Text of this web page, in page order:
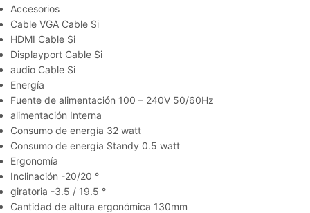
Accesorios
Cable VGA Cable Si
HDMI Cable Si
Displayport Cable Si
audio Cable Si
Energía
Fuente de alimentación 100 – 240V 50/60Hz
alimentación Interna
Consumo de energía 32 watt
Consumo de energía Standy 0.5 watt
Ergonomía
Inclinación -20/20 °
giratoria -3.5 / 19.5 °
Cantidad de altura ergonómica 130mm